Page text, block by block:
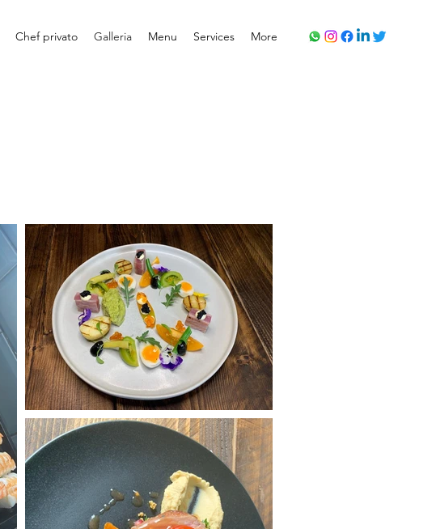
Chef privato Galleria Menu Services More